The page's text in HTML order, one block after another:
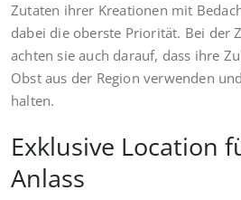
Zutaten ihrer Kreationen mit
dabei die oberste Priorität. Bei der
achten sie auch darauf, dass ihre
Obst aus der Region verwenden
halten.
Exklusive Location
Anlass